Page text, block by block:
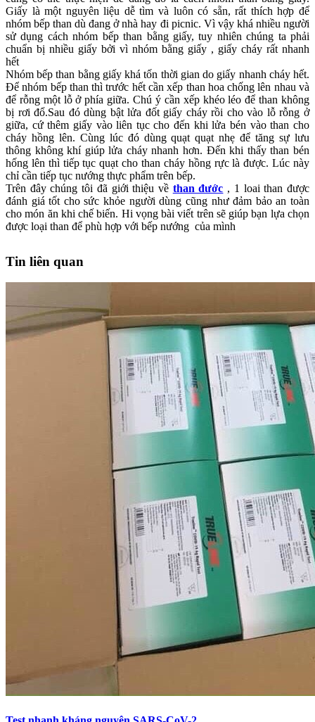
Giấy là một nguyên liệu dễ tìm và luôn có sẵn, rất thích hợp để
nhóm bếp than dù đang ở nhà hay đi picnic. Vì vậy khá nhiều người
sử dụng cách nhóm bếp than bằng giấy, tuy nhiên chúng ta phải
chuẩn bị nhiều giấy bởi vì nhóm bằng giấy , giấy cháy rất nhanh
hết
Nhóm bếp than bằng giấy khá tốn thời gian do giấy nhanh cháy hết.
Để nhóm bếp than thì trước hết cần xếp than hoa chống lên nhau và
để rỗng một lỗ ở phía giữa. Chú ý cần xếp khéo léo để than không
bị rơi đổ.Sau đó dùng bật lửa đốt giấy cháy rồi cho vào lỗ rỗng ở
giữa, cứ thêm giấy vào liên tục cho đến khi lửa bén vào than cho
cháy hồng lên. Cùng lúc đó dùng quạt quạt nhẹ để tăng sự lưu
thông không khí giúp lửa cháy nhanh hơn. Đến khi thấy than bén
hống lên thì tiếp tục quạt cho than cháy hồng rực là được. Lúc này
chỉ cần tiếp tục nướng thực phẩm trên bếp.
Trên đây chúng tôi đã giới thiệu về than đước , 1 loai than được
đánh giá tốt cho sức khỏe người dùng cũng như đảm bảo an toàn
cho món ăn khi chế biến. Hi vọng bài viết trên sẽ giúp bạn lựa chọn
được loại than để phù hợp với bếp nướng của mình
Tin liên quan